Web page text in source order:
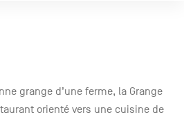
grange d’une ferme, la Grange
orienté vers une cuisine de